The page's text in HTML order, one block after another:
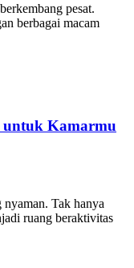
pesat.
berbagai macam
untuk Kamarmu
Tak hanya
ruang beraktivitas